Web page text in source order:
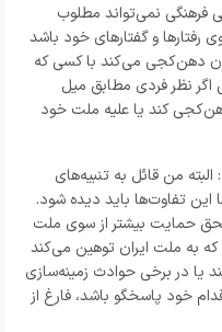
نمی‌تواند مطلوب
رفتارها و گفتارهای خود باشد
دهن‌کجی می‌کند با کسی که
اگر نظر فردی مطابق میل
کند یا علیه ملت خود
البته من قائل به تنبیه‌های
تفاوت‌ها باید دیده شود.
حمایت بیشتر از سوی ملت
به ملت ایران توهین می‌کند
یا در برخی حوادث زمینه‌سازی
خود پاسخگو باشد، فارغ از